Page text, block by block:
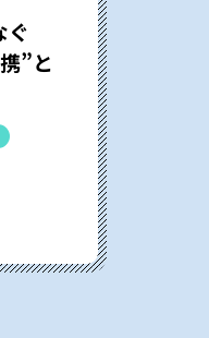
ぐ
”と